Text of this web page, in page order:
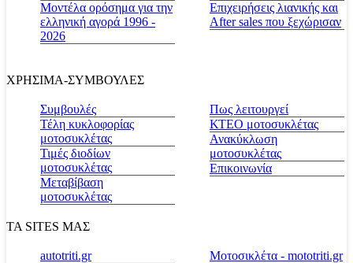
Μοντέλα ορόσημα για την
ελληνική αγορά 1996 -
2026
Επιχειρήσεις λιανικής και
After sales που ξεχώρισαν
ΧΡΗΣΙΜΑ-ΣΥΜΒΟΥΛΕΣ
Συμβουλές
Τέλη κυκλοφορίας
μοτοσυκλέτας
Τιμές διοδίων
μοτοσυκλέτας
Μεταβίβαση
μοτοσυκλέτας
Πως λειτουργεί
ΚΤΕΟ μοτοσυκλέτας
Ανακύκλωση
μοτοσυκλέτας
Επικοινωνία
ΤΑ SITES ΜΑΣ
autotriti.gr
Μοτοσικλέτα - mototriti.gr